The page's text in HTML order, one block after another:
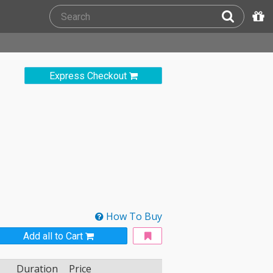
Express Checkout
How To Buy
Add all to Cart
Duration Price